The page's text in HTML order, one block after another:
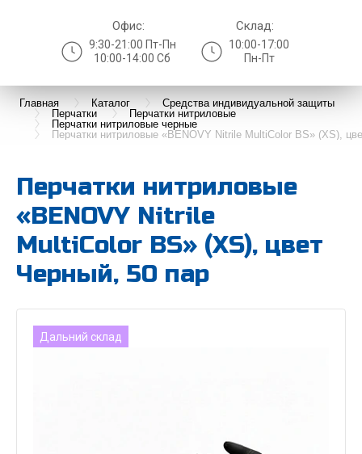
Офис:
9:30-21:00 Пт-Пн
10:00-14:00 Сб
Склад:
10:00-17:00
Пн-Пт
Главная Каталог
Средства индивидуальной защиты
Перчатки
Перчатки нитриловые
Перчатки нитриловые черные
Перчатки нитриловые «BENOVY Nitrile MultiColor BS» (XS),
Перчатки нитриловые
«BENOVY Nitrile
MultiColor BS» (XS), цвет
Черный, 50 пар
Дальний склад